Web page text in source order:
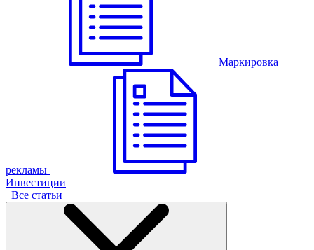
Маркировка
рекламы
Инвестиции
Все статьи